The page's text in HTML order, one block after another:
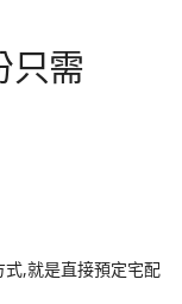
只需
,就是直接預定宅配